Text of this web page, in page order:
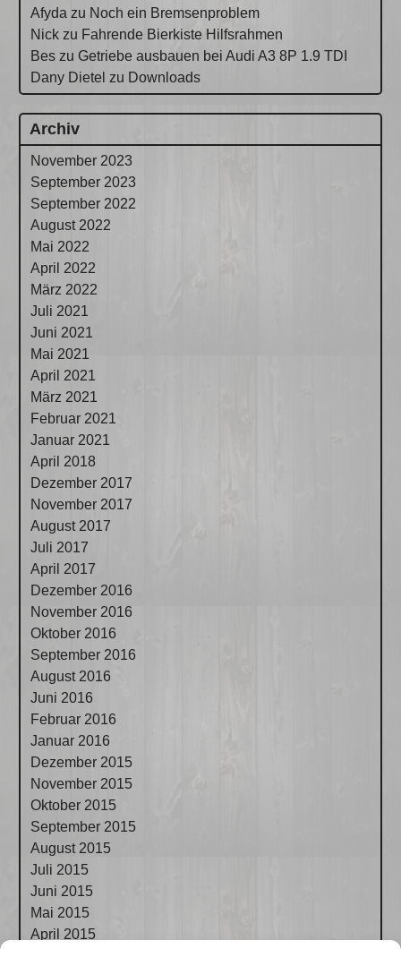
Afyda zu Noch ein Bremsenproblem
Nick zu Fahrende Bierkiste Hilfsrahmen
Bes zuGetriebe ausbauen bei Audi A3 8P 1.9 TDI
Dany Dietel zu Downloads
Archiv
November 2023
September 2023
September 2022
August 2022
Mai 2022
April 2022
März 2022
Juli 2021
Juni 2021
Mai 2021
April 2021
März 2021
Februar 2021
Januar 2021
April 2018
Dezember 2017
November 2017
August 2017
Juli 2017
April 2017
Dezember 2016
November 2016
Oktober 2016
September 2016
August 2016
Juni 2016
Februar 2016
Januar 2016
Dezember 2015
November 2015
Oktober 2015
September 2015
August 2015
Juli 2015
Juni 2015
Mai 2015
April 2015